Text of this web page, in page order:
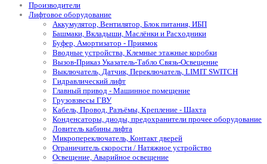
Производители
Лифтовое оборудование
Аккумулятор, Вентилятор, Блок питания, ИБП
Башмаки, Вкладыши, Маслёнки и Расходники
Буфер, Амортизатор - Приямок
Вводные устройства, Клемные этажные коробки
Вызов-Приказ Указатель-Табло Связь-Освещение
Выключатель, Датчик, Переключатель, LIMIT SWITCH
Гидравлический лифт
Главный привод - Машинное помещение
Грузовзвесы ГВУ
Кабель, Провод, Разъёмы, Крепление - Шахта
Конденсаторы, диоды, предохранители прочее оборудование
Ловитель кабины лифта
Микропереключатель, Контакт дверей
Ограничитель скорости / Натяжное устройство
Освещение, Аварийное освещение